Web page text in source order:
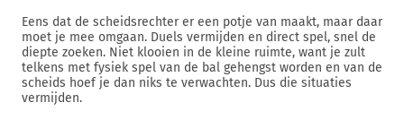
Eens dat de scheidsrechter er een potje van maakt, maar daar
moet je mee omgaan. Duels vermijden en direct spel, snel de
diepte zoeken. Niet klooien in de kleine ruimte, want je zult
telkens met fysiek spel van de bal gehengst worden en van de
scheids hoef je dan niks te verwachten. Dus die situaties
vermijden.